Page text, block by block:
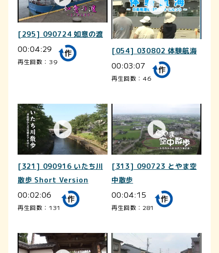
[295] 090724 如意の渡
00:04:29
再生回数：39
[054] 030802 体験航海
00:03:07
再生回数：46
[321] 090916 いたち川
散歩 Short Version
00:02:06
再生回数：131
[313] 090723 とやま空
中散歩
00:04:15
再生回数：281